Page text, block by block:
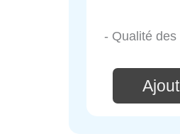
- Qualité